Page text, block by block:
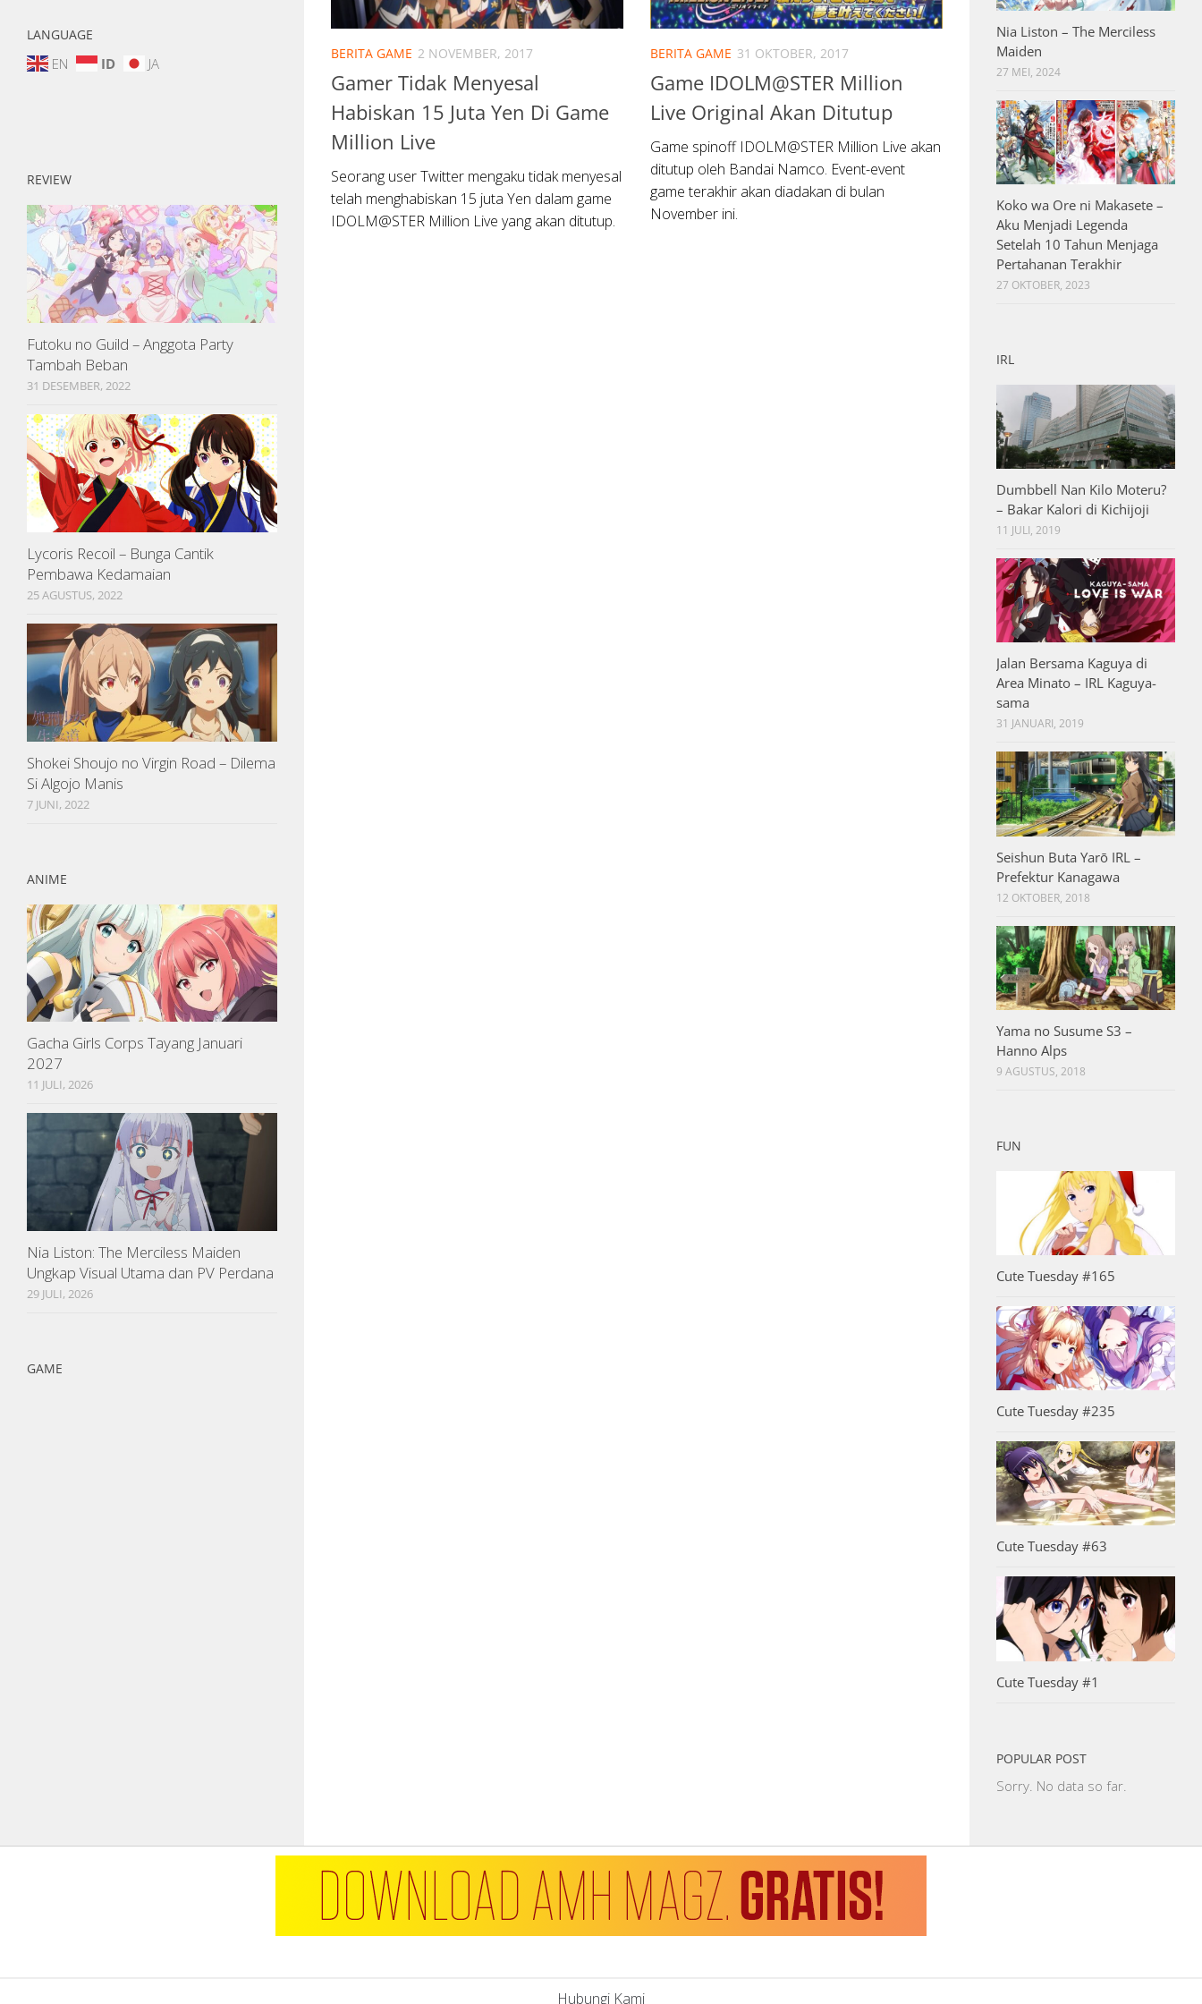
BERITA GAME 2 NOVEMBER, 2017
Gamer Tidak Menyesal
Habiskan 15 Juta Yen Di Game
Million Live
Seorang user Twitter mengaku tidak menyesal
telah menghabiskan 15 juta Yen dalam game
IDOLM@STER Million Live yang akan ditutup.
BERITA GAME 31 OKTOBER, 2017
Game IDOLM@STER Million
Live Original Akan Ditutup
Game spinoff IDOLM@STER Million Live akan
ditutup oleh Bandai Namco. Event-event
game terakhir akan diadakan di bulan
November ini.
LANGUAGE
EN ID JA
REVIEW
Futoku no Guild – Anggota Party
Tambah Beban
31 DESEMBER, 2022
Lycoris Recoil – Bunga Cantik
Pembawa Kedamaian
25 AGUSTUS, 2022
Shokei Shoujo no Virgin Road – Dilema
Si Algojo Manis
7 JUNI, 2022
ANIME
Gacha Girls Corps Tayang Januari
2027
11 JULI, 2026
Nia Liston: The Merciless Maiden
Ungkap Visual Utama dan PV Perdana
29 JULI, 2026
GAME
Nia Liston – The Merciless
Maiden
27 MEI, 2024
Koko wa Ore ni Makasete –
Aku Menjadi Legenda
Setelah 10 Tahun Menjaga
Pertahanan Terakhir
27 OKTOBER, 2023
IRL
Dumbbell Nan Kilo Moteru?
– Bakar Kalori di Kichijoji
11 JULI, 2019
Jalan Bersama Kaguya di
Area Minato – IRL Kaguya-
sama
31 JANUARI, 2019
Seishun Buta Yarō IRL –
Prefektur Kanagawa
12 OKTOBER, 2018
Yama no Susume S3 –
Hanno Alps
9 AGUSTUS, 2018
FUN
Cute Tuesday #165
Cute Tuesday #235
Cute Tuesday #63
Cute Tuesday #1
POPULAR POST
Sorry. No data so far.
Hubungi Kami